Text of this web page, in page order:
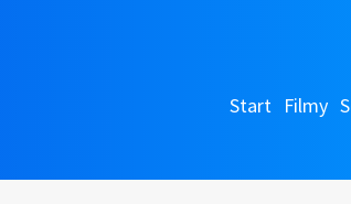
Start Filmy